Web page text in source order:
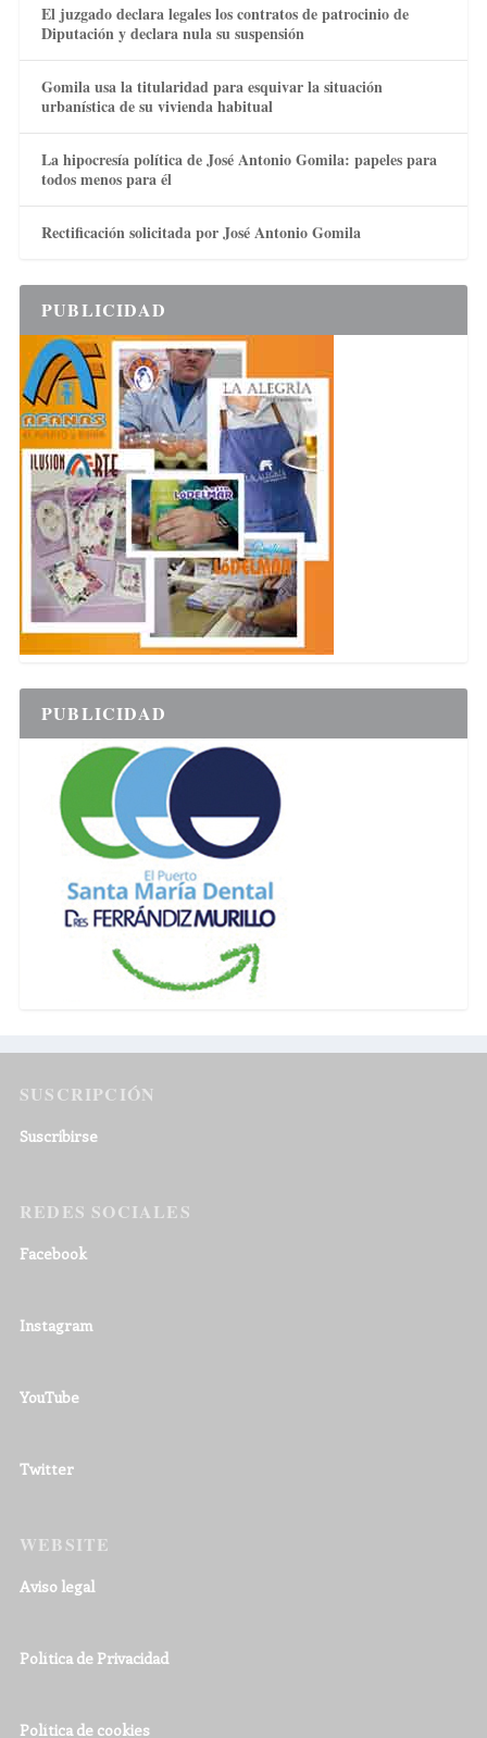
El juzgado declara legales los contratos de patrocinio de
Diputación y declara nula su suspensión
Gomila usa la titularidad para esquivar la situación
urbanística de su vivienda habitual
La hipocresía política de José Antonio Gomila: papeles para
todos menos para él
Rectificación solicitada por José Antonio Gomila
PUBLICIDAD
PUBLICIDAD
SUSCRIPCIÓN
Suscribirse
REDES SOCIALES
Facebook
Instagram
YouTube
Twitter
WEBSITE
Aviso legal
Política de Privacidad
Política de cookies